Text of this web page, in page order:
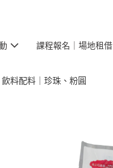
課程報名｜場地租借
飲料配料｜珍珠、粉圓